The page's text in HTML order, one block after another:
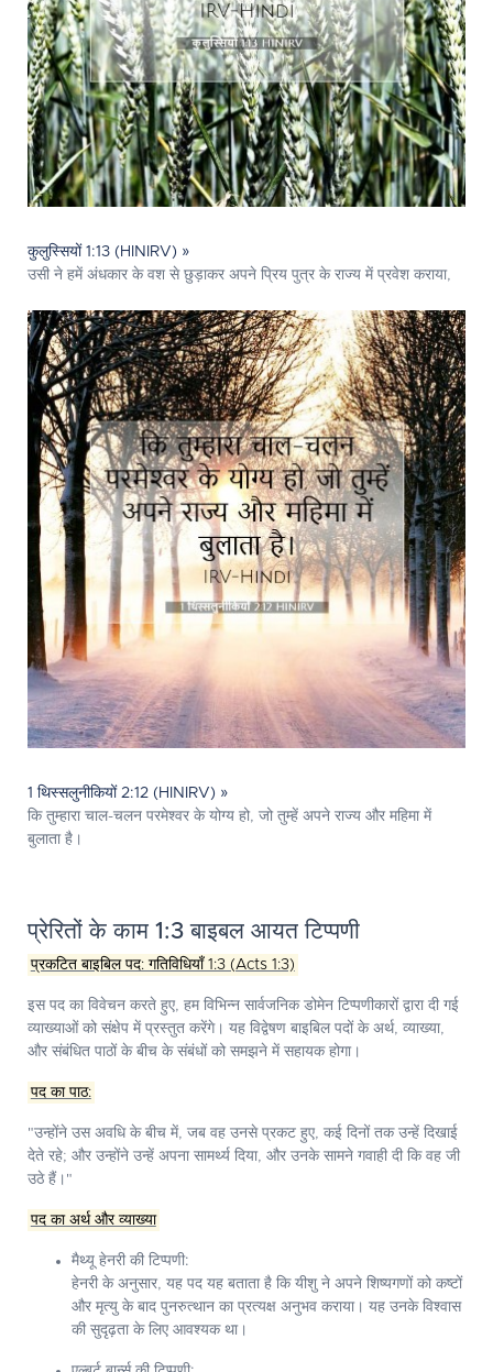
कुलुस्सियों 1:13 (HINIRV) »
उसी ने हमें अंधकार के वश से छुड़ाकर अपने प्रिय पुत्र के राज्य में प्रवेश कराया,
1 थिस्सलुनीकियों 2:12 (HINIRV) »
कि तुम्हारा चाल-चलन परमेश्‍वर के योग्य हो, जो तुम्हें अपने राज्य और महिमा में
बुलाता है।
प्रेरितों के काम 1:3 बाइबल आयत टिप्पणी
प्रकटित बाइबिल पद: गतिविधियाँ 1:3 (Acts 1:3)
इस पद का विवेचन करते हुए, हम विभिन्न सार्वजनिक डोमेन टिप्पणीकारों द्वारा दी गई
व्याख्याओं को संक्षेप में प्रस्तुत करेंगे। यह विद्वेषण बाइबिल पदों के अर्थ, व्याख्या,
और संबंधित पाठों के बीच के संबंधों को समझने में सहायक होगा।
पद का पाठ:
"उन्होंने उस अवधि के बीच में, जब वह उनसे प्रकट हुए, कई दिनों तक उन्हें दिखाई
देते रहे; और उन्होंने उन्हें अपना सामर्थ्य दिया, और उनके सामने गवाही दी कि वह जी
उठे हैं।"
पद का अर्थ और व्याख्या
मैथ्यू हेनरी की टिप्पणी:
हेनरी के अनुसार, यह पद यह बताता है कि यीशु ने अपने शिष्यगणों को कष्टों
और मृत्यु के बाद पुनरुत्थान का प्रत्यक्ष अनुभव कराया। यह उनके विश्वास
की सुदृढ़ता के लिए आवश्यक था।